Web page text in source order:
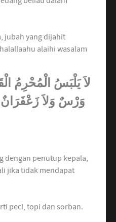
jubah yang dijahit
alaihi wasalam
وَرْسٌ وَلاَ زَعْفَرَانٌ
dengan penutup kepala,
jika tidak mendapat
peci, topi dan sorban.